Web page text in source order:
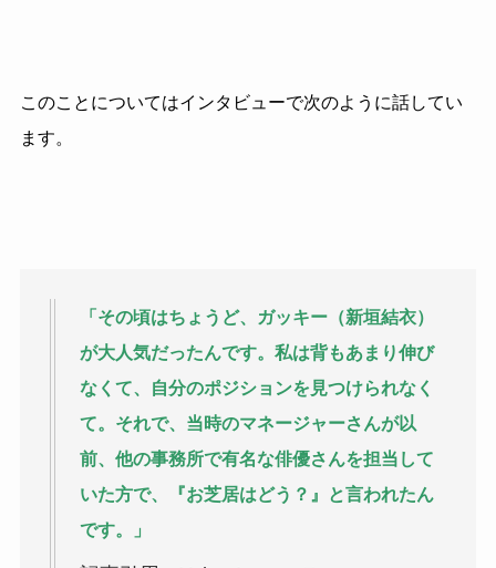
このことについてはインタビューで次のように話してい
ます。
「その頃はちょうど、ガッキー（新垣結衣）
が大人気だったんです。私は背もあまり伸び
なくて、自分のポジションを見つけられなく
て。それで、当時のマネージャーさんが以
前、他の事務所で有名な俳優さんを担当して
いた方で、『お芝居はどう？』と言われたん
です。」